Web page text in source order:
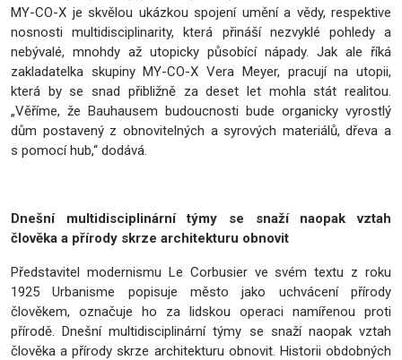
MY-CO-X je skvělou ukázkou spojení umění a vědy, respektive
nosnosti multidisciplinarity, která přináší nezvyklé pohledy a
nebývalé, mnohdy až utopicky působící nápady. Jak ale říká
zakladatelka skupiny MY-CO-X Vera Meyer, pracují na utopii,
která by se snad přibližně za deset let mohla stát realitou.
„Věříme, že Bauhausem budoucnosti bude organicky vyrostlý
dům postavený z obnovitelných a syrových materiálů, dřeva a
s pomocí hub,“ dodává.
Dnešní multidisciplinární týmy se snaží naopak vztah
člověka a přírody skrze architekturu obnovit
Představitel modernismu Le Corbusier ve svém textu z roku
1925Urbanisme popisuje město jako uchvácení přírody
člověkem, označuje ho za lidskou operaci namířenou proti
přírodě. Dnešní multidisciplinární týmy se snaží naopak vztah
člověka a přírody skrze architekturu obnovit. Historii obdobných